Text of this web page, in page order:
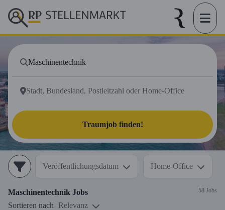
Traumjob finden!
Veröffentlichungsdatum Home-Office
Maschinentechnik Jobs 58 Jobs
Sortieren nach Relevanz